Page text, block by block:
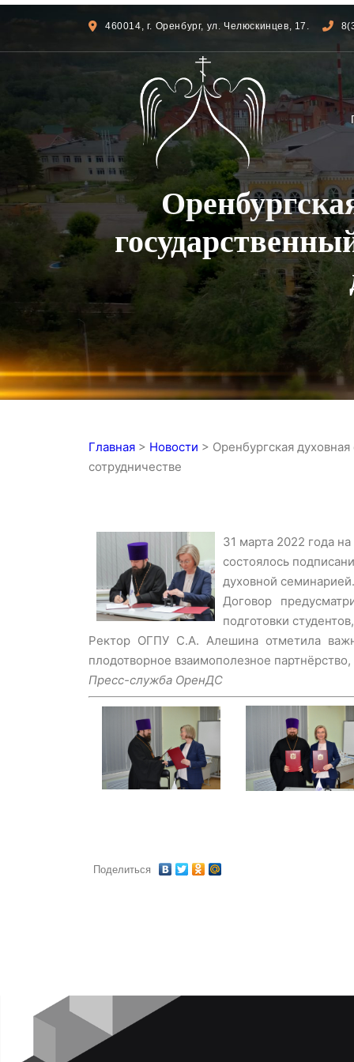
460014, г. Оренбург, ул. Челюскинцев, 17.
Главная > Новости > Оренбургская
сотрудничестве
31 марта 2022 года
состоялось
духовной
Договор
подготовки
Ректор ОГПУ С.А. Алешина отметила
плодотворное взаимополезное
Пресс-служба ОренДС
Поделиться